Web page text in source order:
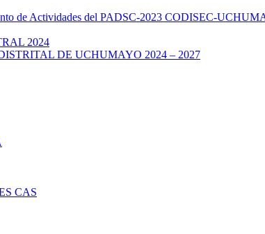
de Actividades del PADSC-2023 CODISEC-
2024
DE UCHUMAYO 2024 – 2027
CAS